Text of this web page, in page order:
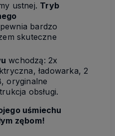
ustnej. Tryb
bardzo
skuteczne
wchodzą: 2x
ładowarka, 2
oryginalne
obsługi.
uśmiechu
zębom!